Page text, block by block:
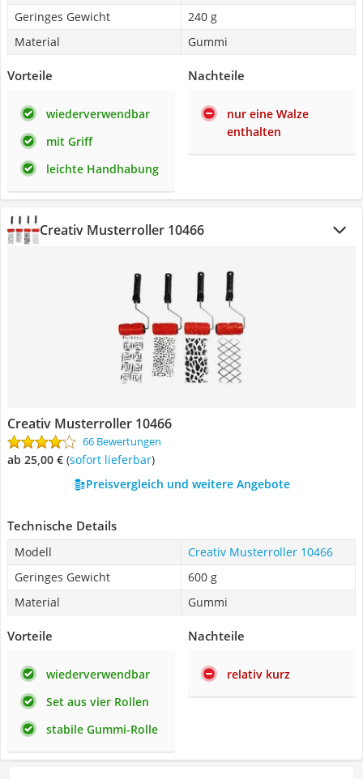
Geringes Gewicht
240 g
Material
Gummi
Vorteile
wiederverwendbar
mit Griff
leichte Handhabung
Nachteile
nur eine Walze
enthalten
Creativ Musterroller 10466
Creativ Musterroller 10466
66 Bewertungen
ab 25,00 € ( Sofort lieferbar)
Preisvergleich und weitere Angebote
Technische Details
Modell
Creativ Musterroller 10466
Geringes Gewicht
600 g
Material
Gummi
Vorteile
wiederverwendbar
Set aus vier Rollen
stabile Gummi-Rolle
Nachteile
relativ kurz